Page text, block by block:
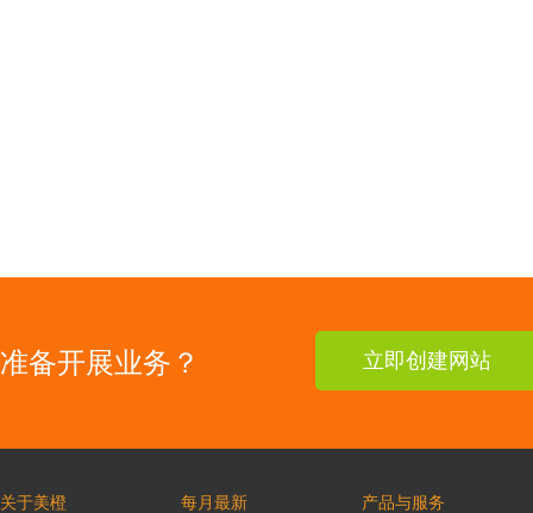
准备开展业务？ 立即创建网站
关于美橙 每月最新 产品与服务